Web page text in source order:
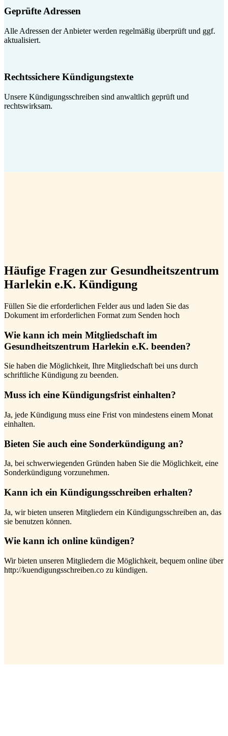
Geprüfte Adressen
Alle Adressen der Anbieter werden regelmäßig überprüft und ggf.
aktualisiert.
Rechtssichere Kündigungstexte
Unsere Kündigungsschreiben sind anwaltlich geprüft und
rechtswirksam.
Häufige Fragen zur Gesundheitszentrum
Harlekin e.K. Kündigung
Füllen Sie die erforderlichen Felder aus und laden Sie das
Dokument im erforderlichen Format zum Senden hoch
Wie kann ich mein Mitgliedschaft im
Gesundheitszentrum Harlekin e.K. beenden?
Sie haben die Möglichkeit, Ihre Mitgliedschaft bei uns durch
schriftliche Kündigung zu beenden.
Muss ich eine Kündigungsfrist einhalten?
Ja, jede Kündigung muss eine Frist von mindestens einem Monat
einhalten.
Bieten Sie auch eine Sonderkündigung an?
Ja, bei schwerwiegenden Gründen haben Sie die Möglichkeit, eine
Sonderkündigung vorzunehmen.
Kann ich ein Kündigungsschreiben erhalten?
Ja, wir bieten unseren Mitgliedern ein Kündigungsschreiben an, das
sie benutzen können.
Wie kann ich online kündigen?
Wir bieten unseren Mitgliedern die Möglichkeit, bequem online über
http://kuendigungsschreiben.co zu kündigen.